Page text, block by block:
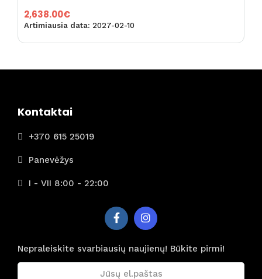
2,638.00€
Artimiausia data: 2027-02-10
Kontaktai
+370 615 25019
Panevėžys
I - VII 8:00 - 22:00
Nepraleiskite svarbiausių naujienų! Būkite pirmi!